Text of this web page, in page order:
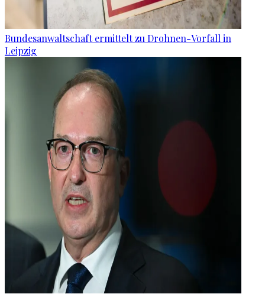
Bundesanwaltschaft ermittelt zu Drohnen-Vorfall in
Leipzig